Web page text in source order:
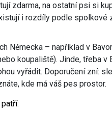
zdarma, na ostatní psi si
i rozdíly podle spolkové
Německa – například v
koupaliště). Jinde, třeba
vyřádit. Doporučení zní:
kde má váš pes prostor.